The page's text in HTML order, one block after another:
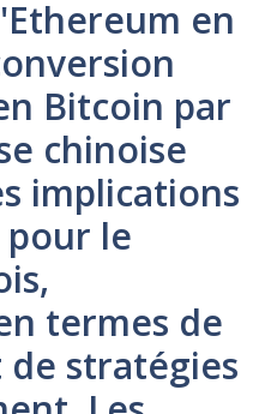
en
Bitcoin par
chinoise
implications
le
termes de
stratégies